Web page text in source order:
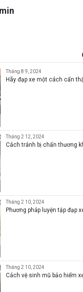
Tháng 8 9, 2024
Hãy đạp xe một cách cẩn
Tháng 2 12, 2024
Cách tránh bị chấn thương
Tháng 2 10, 2024
Phương pháp luyện tập đạp
Tháng 2 10, 2024
Cách vệ sinh mũ bảo hiểm